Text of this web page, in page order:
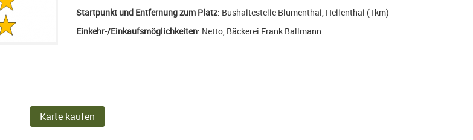
Startpunkt und Entfernung zum Platz: Bushaltestelle Blumenthal, Hellenthal (1km)
Einkehr-/Einkaufsmöglichkeiten: Netto, Bäckerei Frank Ballmann
Karte kaufen